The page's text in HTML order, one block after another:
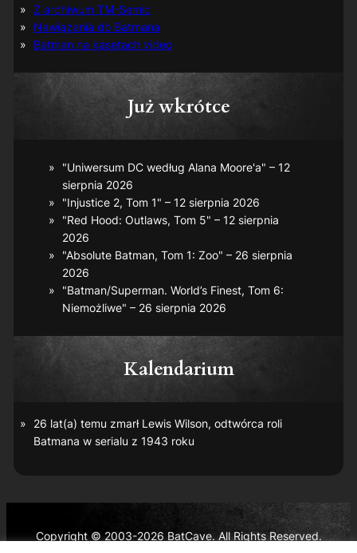
Z archiwum TM-Semic
Nawiązania do Batmana
Batman na kasetach video
Już wkrótce
"Uniwersum DC według Alana Moore'a" – 12
sierpnia 2026
"Injustice 2, Tom 1" – 12 sierpnia 2026
"Red Hood: Outlaws, Tom 5" – 12 sierpnia
2026
"Absolute Batman, Tom 1: Zoo" – 26 sierpnia
2026
"Batman/Superman. World’s Finest, Tom 6:
Niemożliwe" – 26 sierpnia 2026
Kalendarium
26 lat(a) temu zmarł Lewis Wilson, odtwórca roli
Batmana w serialu z 1943 roku
Copyright © 2003-2026 BatCave. All Rights Reserved.